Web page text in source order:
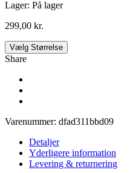
Lager: På lager
299,00 kr.
Vælg Størrelse
Share
Varenummer: dfad311bbd09
Detaljer
Yderligere information
Levering & returnering